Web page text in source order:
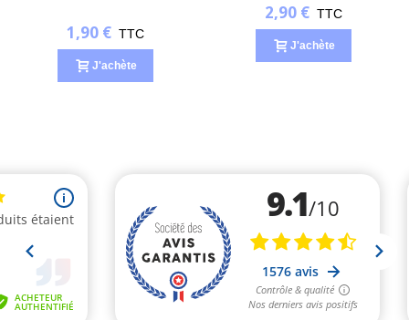
1,90 € TTC
J'achète
2,90 € TTC
J'achète